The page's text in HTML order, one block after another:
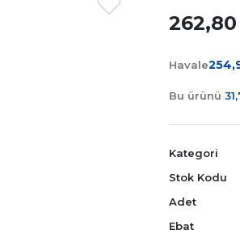
Havale
Bu ürünü
Kategori
Stok Kodu
Adet
Ebat